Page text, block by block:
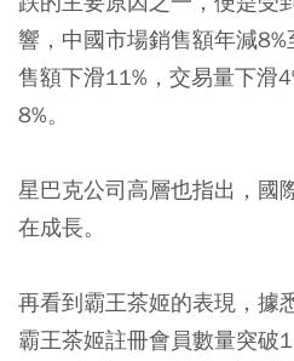
響，中國市場銷售額年減
售額下滑11%，交易量下滑
8%。
星巴克公司高層也指出，國
在成長。
再看到霸王茶姬的表現，據
霸王茶姬註冊會員數量突破